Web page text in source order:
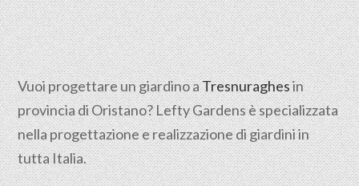
Vuoi progettare un giardino aTresnuraghesin
provincia diOristano? Lefty Gardens è specializzata
nella progettazione e realizzazione di giardini in
tutta Italia.